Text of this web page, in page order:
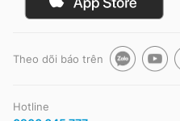
Theo dõi báo trên
Hotline